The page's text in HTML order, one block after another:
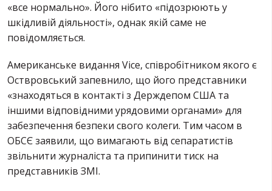
«все нормально». Його нібито «підозрюють у
шкідливій діяльності», однак якій саме не
повідомляється.
Американське видання Vice, співробітником якого є
Оствровський запевнило, що його представники
«знаходяться в контакті з Держдепом США та
іншими відповідними урядовими органами» для
забезпечення безпеки свого колеги. Тим часом в
ОБСЄ заявили, що вимагають від сепаратистів
звільнити журналіста та припинити тиск на
представників ЗМІ.